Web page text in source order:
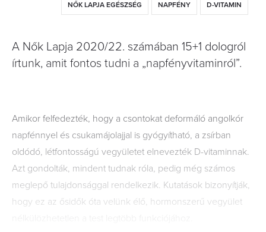
NŐK LAPJA EGÉSZSÉG NAPFÉNY D-VITAMIN
A Nők Lapja 2020/22. számában 15+1 dologról
írtunk, amit fontos tudni a „napfényvitaminról”.
Amikor felfedezték, hogy a csontokat deformáló angolkór
napfénnyel és csukamájolajjal is gyógyítható, a zsírban
oldódó, létfontosságú vegyületet elnevezték D-vitaminnak.
Azt gondolták, mindent tudnak róla, pedig még számos
meglepő tulajdonsággal rendelkezik. Kutatások bizonyítják,
hogy ez az ősidők óta velünk élő, hormonszerű vegyület